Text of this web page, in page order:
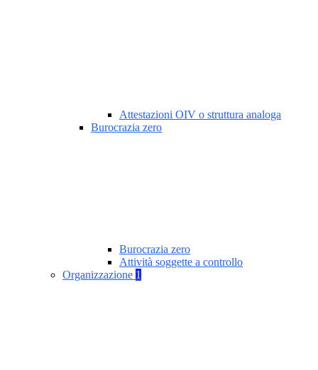
Attestazioni OIV o struttura analoga
Burocrazia zero
Burocrazia zero
Attività soggette a controllo
Organizzazione 1